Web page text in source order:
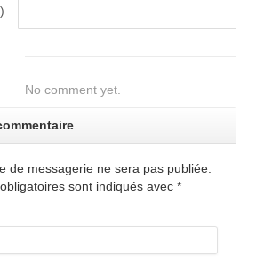
No comment yet.
de messagerie ne sera pas publiée.
sont indiqués avec *